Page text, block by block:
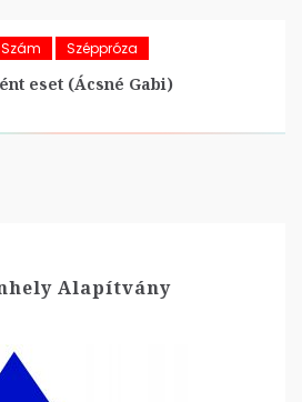
Széppróza
eset (Ácsné Gabi)
Alapítvány